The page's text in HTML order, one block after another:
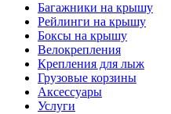
Багажники на крышу
Рейлинги на крышу
Боксы на крышу
Велокрепления
Крепления для лыж
Грузовые корзины
Аксессуары
Услуги